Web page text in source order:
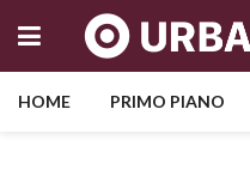
HOME PRIMO PIANO